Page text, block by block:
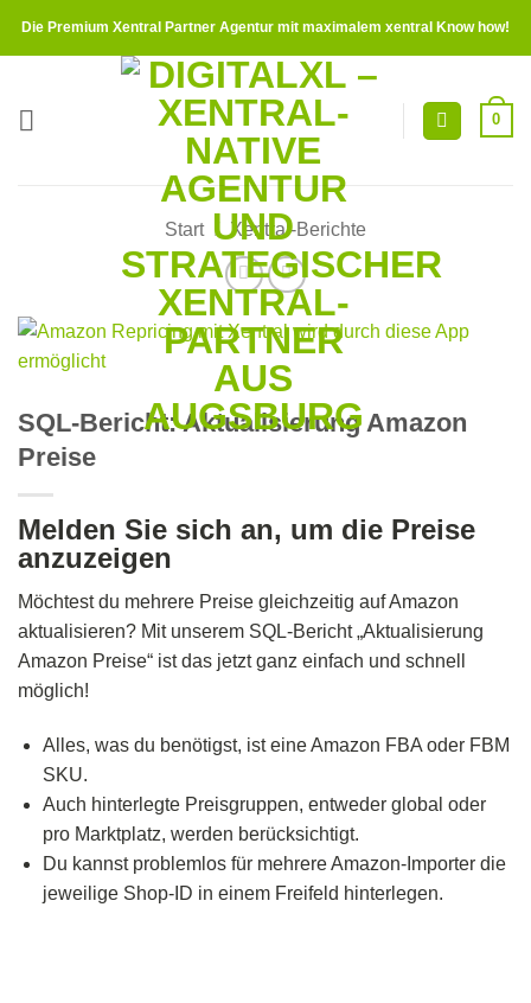
Die Premium Xentral Partner Agentur mit maximalem xentral Know how!
0
Start / Xentral-Berichte
SQL-Bericht: Aktualisierung Amazon
Preise
Melden Sie sich an, um die Preise
anzuzeigen
Möchtest du mehrere Preise gleichzeitig auf Amazon
aktualisieren? Mit unserem SQL-Bericht „Aktualisierung
Amazon Preise“ ist das jetzt ganz einfach und schnell
möglich!
Alles, was du benötigst, ist eine Amazon FBA oder FBM
SKU.
Auch hinterlegte Preisgruppen, entweder global oder
pro Marktplatz, werden berücksichtigt.
Du kannst problemlos für mehrere Amazon-Importer die
jeweilige Shop-ID in einem Freifeld hinterlegen.